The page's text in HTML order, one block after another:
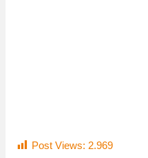
Post Views: 2.969